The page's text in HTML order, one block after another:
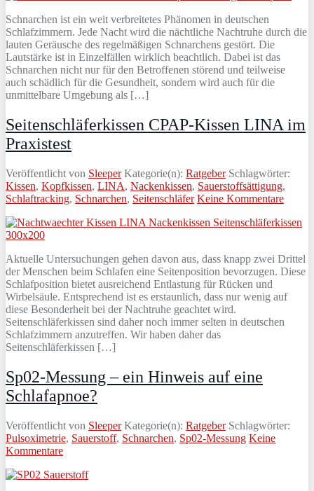
Schnarchen ist ein weit verbreitetes Phänomen in deutschen
Schlafzimmern. Jede Nacht wird die nächtliche Nachtruhe durch die
lauten Geräusche des regelmäßigen Schnarchens gestört. Die
Lautstärke ist in Einzelfällen wirklich beachtlich. Dabei ist das
Schnarchen nicht nur für den Betroffenen störend und teilweise
auch schädlich für die Gesundheit, sondern wird auch für die
unmittelbare Umgebung als […]
Seitenschläferkissen CPAP-Kissen LINA im
Praxistest
Veröffentlicht von Sleeper Kategorie(n): RatgeberSchlagwörter:
Kissen, Kopfkissen, LINA, Nackenkissen, Sauerstoffsättigung,
Schlaftracking, Schnarchen, Seitenschläfer Keine Kommentare
Aktuelle Untersuchungen gehen davon aus, dass knapp zwei Drittel
der Menschen beim Schlafen eine Seitenposition bevorzugen. Diese
Schlafposition bietet ausreichend Entlastung für Rücken und
Wirbelsäule. Entsprechend ist es erstaunlich, dass nur wenig auf
diese Besonderheit bei der Nachtruhe geachtet wird.
Seitenschläferkissen sind daher noch immer selten in deutschen
Schlafzimmern anzutreffen. Wir haben daher das
Seitenschläferkissen […]
Sp02-Messung – ein Hinweis auf eine
Schlafapnoe?
Veröffentlicht von Sleeper Kategorie(n): RatgeberSchlagwörter:
Pulsoximetrie, Sauerstoff, Schnarchen, Sp02-Messung Keine
Kommentare